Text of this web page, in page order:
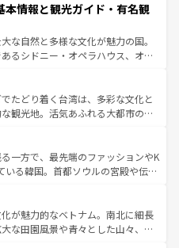
は、音楽と美食が融合した独特の
メリカの各地域で異なる魅力を楽
と豊かな歴史を感じることができ
トリップや列車の旅も、アメリカ
た、定番の観光地といえばオアフ
めるならマウイ島やカウアイ島が
リーンに輝く海をはじめ、豊かな
る。「アロハスピリット」と呼ば
フードやハワイアンミュージッ
など、すべてがハワイの魅力を彩
新しい発見と感動が待っているハ
本情報と観光ガイド・有名観
な自然と多様な文化が魅力の国。
るシドニー・オペラハウス、オー
にそびえるウルル（エアーズロッ
い原生林やケアンズの熱帯雨林な
。また、カフェやワイン、オージ
充実しており、サーフィンやダイ
、アウトドア好きにはたまらな
彩な魅力を存分に味わいつくそ
たどり着く台湾は、多彩な文化と
観光地。活気あふれる大都市の台
である台湾東部など、都市の喧騒
ており、訪れる人に新しい発見と
。また、奥深い台湾の食文化も魅
ーツなど、バラエティ豊かな料理
お、新着の台湾情報は コンテンツ一覧を参
一方で、最先端のファッションやK
いる韓国。首都ソウルの宮殿や伝統
四季折々の自然美を楽しむことが
や焼肉、絶品のストリートフード
理が待っている。夜には、韓国な
が魅力的なベトナム。南北に細長
な田園風景や青々とした山々、世